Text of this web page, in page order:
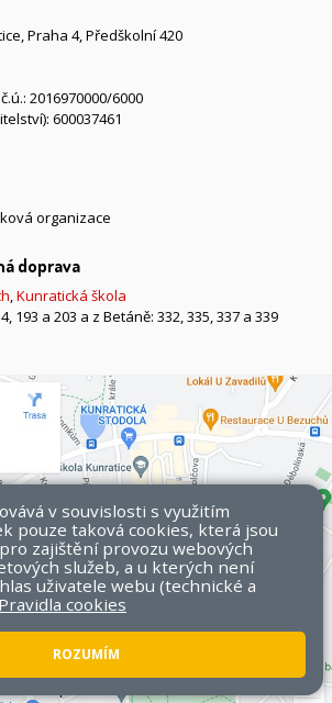
Praha 4, Předškolní 420
2016970000/6000
600037461
organizace
doprava
,Kunratická škola
193 a 203 a z Betáně: 332, 335, 337 a 339
v souvislosti s využitím
pouze taková cookies, která jsou
zajištění provozu webových
služeb, a u kterých není
uživatele webu (technické a
Pravidla cookies
ROZUMÍM